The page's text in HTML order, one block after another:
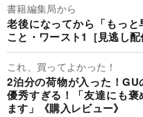
書籍編集局から
老後になってから「もっ
こと・ワースト1［見逃し配
これ、買ってよかった！
2泊分の荷物が入った！
優秀すぎる！「友達にも
ます」《購入レビュー》